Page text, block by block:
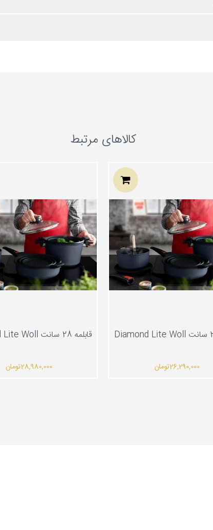
کالاهای مرتبط
قابلمه 28 سانت Diamond Lite Woll
28,980,000تومان 26,290,000تومان